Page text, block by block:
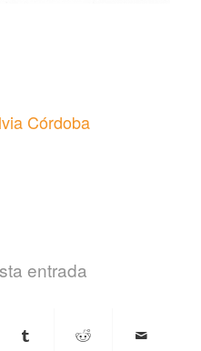
Córdoba
entrada